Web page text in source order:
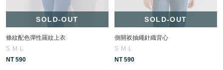
SOLD-OUT
條紋配色彈性羅紋上衣
S M
L
NT 590
SOLD-OUT
側開衩抽繩針織背心
S M
L
NT 590